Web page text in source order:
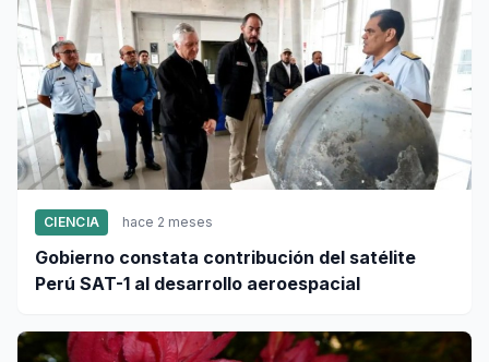
CIENCIA hace 2 meses
Gobierno constata contribución del satélite
Perú SAT-1 al desarrollo aeroespacial